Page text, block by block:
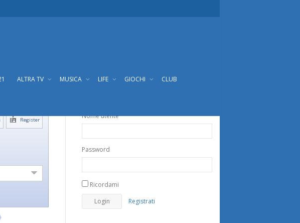
ALTRA TV MUSICA LIFE GIOCHI CLUB
Register Nome utente
Password
Ricordami
Registrati